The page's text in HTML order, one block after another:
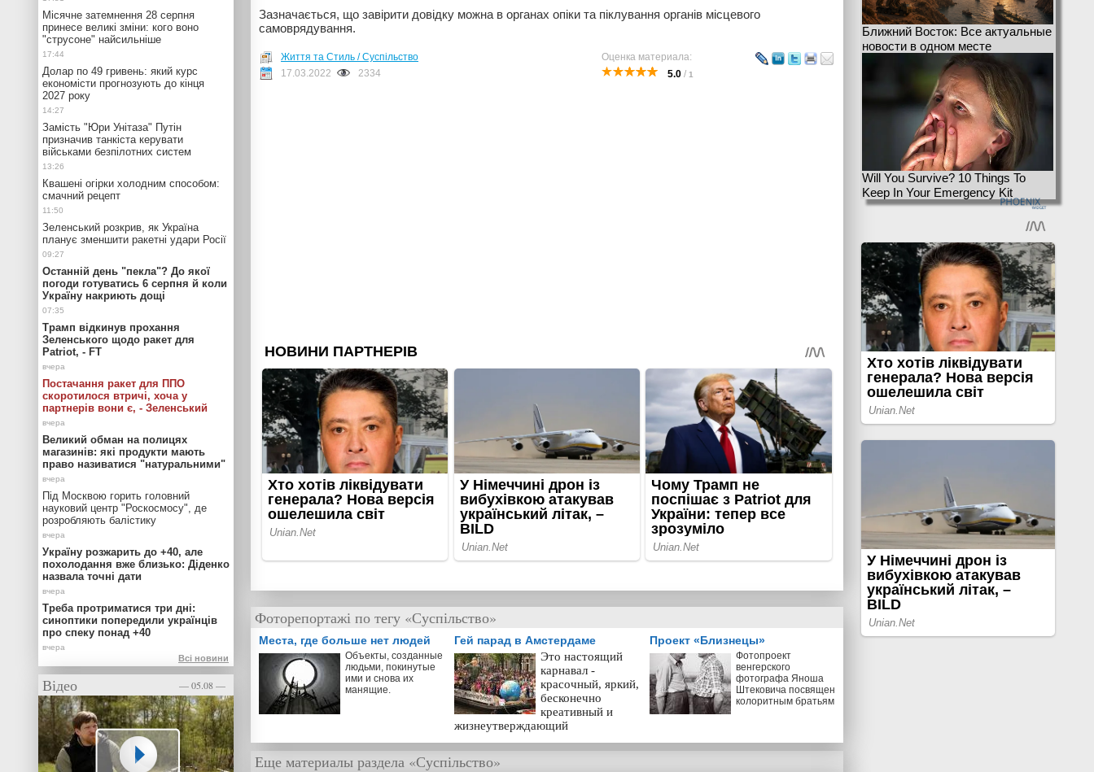
Зазначається, що завірити довідку можна в органах опіки та піклування органів місцевого
самоврядування.
Оценка материала:
5.0 / 1
Життя та Стиль / Суспільство
17.03.2022
2334
Фоторепортажі по тегу «Суспільство»
Места, где больше нет людей
Объекты, созданные
людьми, покинутые
ими и снова их
манящие.
Гей парад в Амстердаме
Это настоящий
карнавал -
красочный, яркий,
бесконечно
креативный и
жизнеутверждающий
Проект «Близнецы»
Фотопроект
венгерского
фотографа Яноша
Штековича посвящен
колоритным братьям
Еще материалы раздела «Суспільство»
Місячне затемнення 28 серпня
принесе великі зміни: кого воно
"струсоне" найсильніше
Долар по 49 гривень: який курс
економісти прогнозують до кінця
2027 року
Замість "Юри Унітаза" Путін
призначив танкіста керувати
військами безпілотних систем
Квашені огірки холодним способом:
смачний рецепт
Зеленський розкрив, як Україна
планує зменшити ракетні удари Росії
Останній день "пекла"? До якої
погоди готуватись 6 серпня й коли
Україну накриють дощі
Трамп відкинув прохання
Зеленського щодо ракет для
Patriot, - FT
Постачання ракет для ППО
скоротилося втричі, хоча у
партнерів вони є, - Зеленський
Великий обман на полицях
магазинів: які продукти мають
право називатися "натуральними"
Під Москвою горить головний
науковий центр "Роскосмосу", де
розробляють балістику
Україну розжарить до +40, але
похолодання вже близько: Діденко
назвала точні дати
Треба протриматися три дні:
синоптики попередили українців
про спеку понад +40
Всі новини
Відео — 05.08 —
Ближний Восток: Все актуальные
новости в одном месте
Will You Survive? 10 Things To
Keep In Your Emergency Kit